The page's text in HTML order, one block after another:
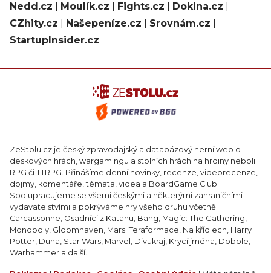
Nedd.cz
Moulík.cz Fights.cz Dokina.cz
CZhity.cz
Našepeníze.cz Srovnám.cz
StartupInsider.cz
ZeStolu.cz je český zpravodajský a databázový herní web o
deskových hrách, wargamingu a stolních hrách na hrdiny neboli
RPG či TTRPG. Přinášíme denní novinky, recenze, videorecenze,
dojmy, komentáře, témata, videa a BoardGame Club.
Spolupracujeme se všemi českými a některými zahraničními
vydavatelstvími a pokrýváme hry všeho druhu včetně
Carcassonne, Osadníci z Katanu, Bang, Magic: The Gathering,
Monopoly, Gloomhaven, Mars: Teraformace, Na křídlech, Harry
Potter, Duna, Star Wars, Marvel, Divukraj, Krycí jména, Dobble,
Warhammer a další.